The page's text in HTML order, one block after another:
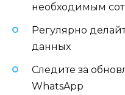
необходимым
Регулярно
данных
Следите за
WhatsApp